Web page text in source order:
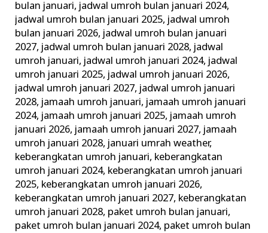
bulan januari, jadwal umroh bulan januari 2024,
jadwal umroh bulan januari 2025, jadwal umroh
bulan januari 2026, jadwal umroh bulan januari
2027, jadwal umroh bulan januari 2028, jadwal
umroh januari, jadwal umroh januari 2024, jadwal
umroh januari 2025, jadwal umroh januari 2026,
jadwal umroh januari 2027, jadwal umroh januari
2028, jamaah umroh januari, jamaah umroh januari
2024, jamaah umroh januari 2025, jamaah umroh
januari 2026, jamaah umroh januari 2027, jamaah
umroh januari 2028, januari umrah weather,
keberangkatan umroh januari, keberangkatan
umroh januari 2024, keberangkatan umroh januari
2025, keberangkatan umroh januari 2026,
keberangkatan umroh januari 2027, keberangkatan
umroh januari 2028, paket umroh bulan januari,
paket umroh bulan januari 2024, paket umroh bulan